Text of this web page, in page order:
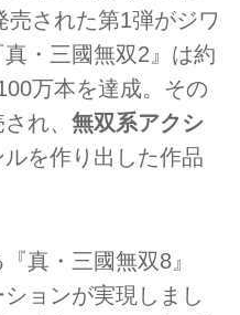
売された第1弾がジワ
・三國無双2』は約
万本を達成。その
れ、 無双系アクシ
を作り出した作品
真・三國無双8』
ョンが実現しまし